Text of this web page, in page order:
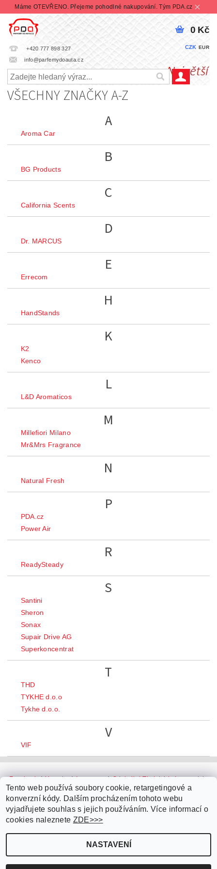
Máme OTEVŘENO. Přejeme pohodlné nakupování. Tým PDA.cz
+420 777 898 327
info@parfemydoauta.cz
CZK EUR
0 Kč
VŠECHNY ZNAČKY A-Z
A
Aroma Car
B
BG Products
C
California Scents
D
Dr. MARCUS
E
Errecom
H
HandStands
K
K2
Kenco
L
L&D Aromaticos
M
Millefiori Milano
Mr&Mrs Fragrance
N
Natural Fresh
P
PDA.cz
Power Air
R
ReadySteady
S
Santini
Sheron
Sonax
Supair Drive AG
Superkoncentrat
T
THD
TYKHE d.o.o
Tykhe d.o.o.
V
VIF
Facebook | Youtube | Instagram | Originální Thajské krémy a oleje
| Platební brána ComGate
2026 ©Parfémy do auta.cz, všechna práva vyhrazenaUpravit nastavení cookies
Tento web používá soubory cookie, retargetingové a
konverzní kódy. Dalším procházením tohoto webu
vyjadřujete souhlas s jejich používáním. Více informací o
cookies naleznete ZDE>>>
NASTAVENÍ